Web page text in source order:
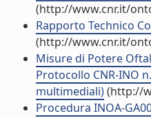
(http://www.cnr.it/
Rapporto Technico
(http://www.cnr.it/
Misure di Potere
Protocollo CNR-INO
multimediali)(http://
Procedura INOA-